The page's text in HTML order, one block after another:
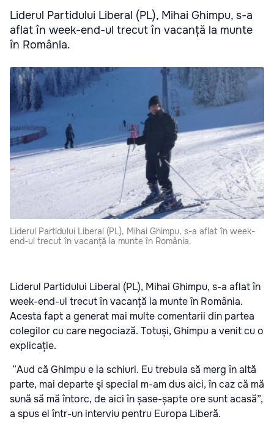
Liderul Partidului Liberal (PL), Mihai Ghimpu, s-a
aflat în week-end-ul trecut în vacanță la munte
în România.
Liderul Partidului Liberal (PL), Mihai Ghimpu, s-a aflat în week-
end-ul trecut în vacanță la munte în România.
Liderul Partidului Liberal (PL), Mihai Ghimpu, s-a aflat în
week-end-ul trecut în vacanță la munte în România.
Acesta fapt a generat mai multe comentarii din partea
colegilor cu care negociază. Totuși, Ghimpu a venit cu o
explicație.
“Aud că Ghimpu e la schiuri. Eu trebuia să merg în altă
parte, mai departe şi special m-am dus aici, în caz că mă
sună să mă întorc, de aici în șase-șapte ore sunt acasă”,
a spus el într-un interviu pentru Europa Liberă.